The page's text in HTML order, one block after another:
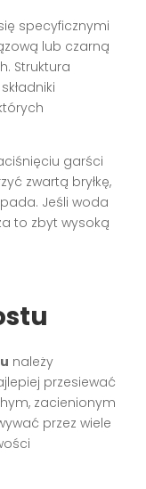
specyficznymi
lub czarną
Struktura
garści
zwartą bryłkę,
Jeśli woda
to zbyt wysoką
należy
przesiewać
zacienionym
przez wiele